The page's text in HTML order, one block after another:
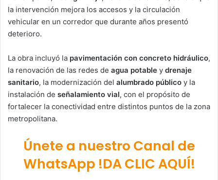
la intervención mejora los accesos y la circulación
vehicular en un corredor que durante años presentó
deterioro.
La obra incluyó la pavimentación con concreto hidráulico,
la renovación de las redes de agua potable y drenaje
sanitario, la modernización del alumbrado público y la
instalación de señalamiento vial, con el propósito de
fortalecer la conectividad entre distintos puntos de la zona
metropolitana.
Únete a nuestro Canal de
WhatsApp !DA CLIC AQUÍ!